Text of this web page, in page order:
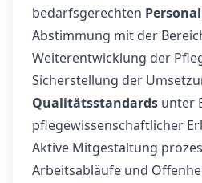
bedarfsgerechten
Abstimmung mit der
Weiterentwicklung der
Sicherstellung der
Qualitätsstandards unter
pflegewissenschaftlicher
Aktive Mitgestaltung
Arbeitsabläufe und